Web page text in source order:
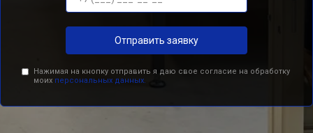
Отправить заявку
Нажимая на кнопку отправить я даю свое согласие на обработку
моих персональных данных.